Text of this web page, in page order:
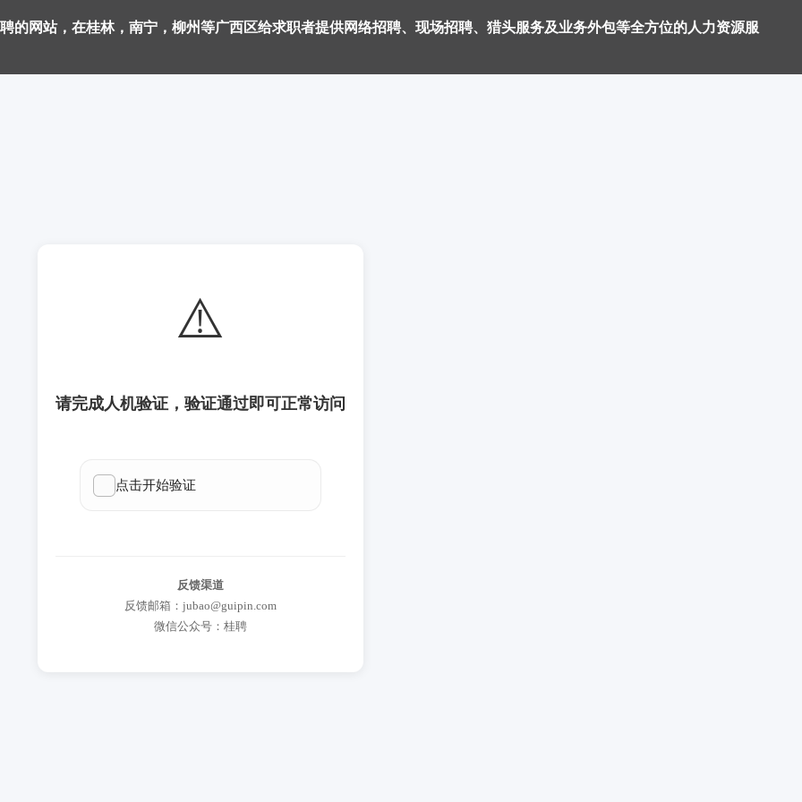
的网站，在桂林，南宁，柳州等广西区给求职者提供网络招聘、现场招聘、猎头服务及业务外包等全方位的人力资源服
⚠️
请完成人机验证，验证通过即可正常访问
反馈渠道
反馈邮箱：jubao@guipin.com
微信公众号：桂聘